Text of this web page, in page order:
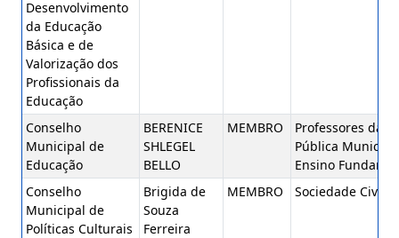
Desenvolvimento
da Educação
Básica e de
Valorização dos
Profissionais da
Educação
Conselho
Municipal de
Educação
BERENICE
SHLEGEL
BELLO
MEMBRO
Professores da
Pública
Ensino
Conselho
Municipal de
Políticas Culturais
Brigida de
Souza
Ferreira
MEMBRO Sociedade Civil